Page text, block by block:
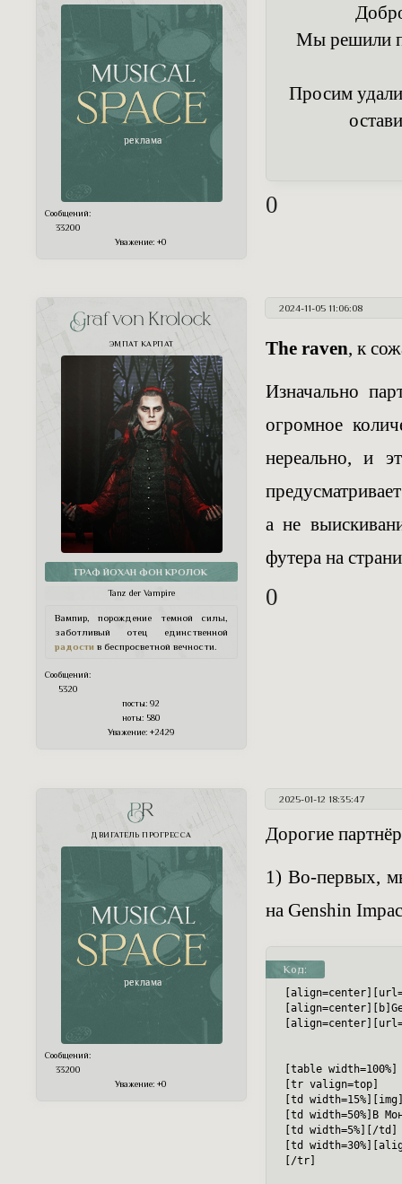
Сообщений:
33200
Уважение: +0
Мы решили
Просим
0
2024-11-05 11:06:08
Graf von Krolock
ЭМПАТ КАРПАТ
ГРАФ ЙОХАН ФОН КРОЛОК
Tanz der Vampire
Вампир, порождение темной силы,
заботливый отец единственной
радости в беспросветной вечности.
Сообщений:
5320
посты: 92
ноты: 580
Уважение: +2429
The raven, к
Изначально
огромное
нереально, и
а не
футера на
0
2025-01-12 18:35:47
PR
ДВИГАТЕЛЬ ПРОГРЕССА
Сообщений:
33200
Уважение: +0
Дорогие
1) Во-первых,
на Genshin
Код:
[table width=100%]
[tr valign=top]
[td
[td width=50%]В
[td width=5%][/td]
[td
[/tr]